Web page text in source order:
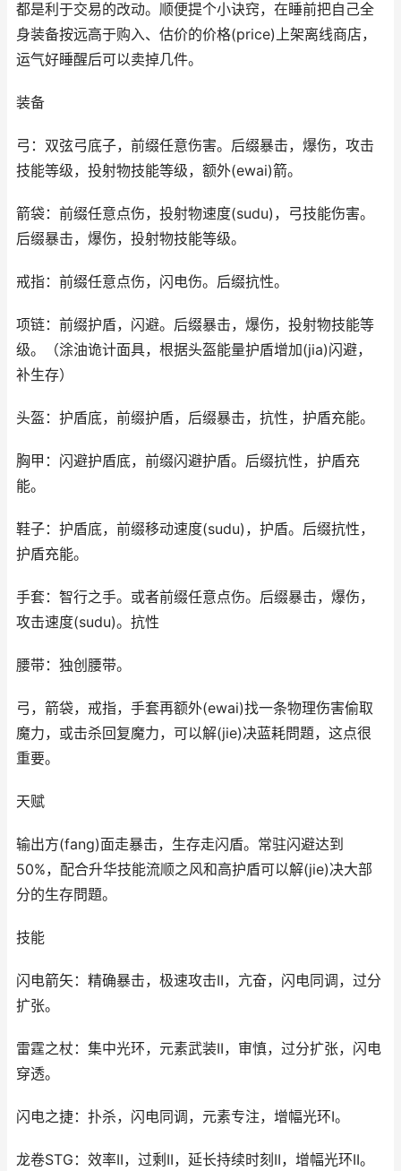
都是利于交易的改动。顺便提个小诀窍，在睡前把自己全
身装备按远高于购入、估价的价格(price)上架离线商店，
运气好睡醒后可以卖掉几件。
装备
弓：双弦弓底子，前缀任意伤害。后缀暴击，爆伤，攻击
技能等级，投射物技能等级，额外(ewai)箭。
箭袋：前缀任意点伤，投射物速度(sudu)，弓技能伤害。
后缀暴击，爆伤，投射物技能等级。
戒指：前缀任意点伤，闪电伤。后缀抗性。
项链：前缀护盾，闪避。后缀暴击，爆伤，投射物技能等
级。（涂油诡计面具，根据头盔能量护盾增加(jia)闪避，
补生存）
头盔：护盾底，前缀护盾，后缀暴击，抗性，护盾充能。
胸甲：闪避护盾底，前缀闪避护盾。后缀抗性，护盾充
能。
鞋子：护盾底，前缀移动速度(sudu)，护盾。后缀抗性，
护盾充能。
手套：智行之手。或者前缀任意点伤。后缀暴击，爆伤，
攻击速度(sudu)。抗性
腰带：独创腰带。
弓，箭袋，戒指，手套再额外(ewai)找一条物理伤害偷取
魔力，或击杀回复魔力，可以解(jie)决蓝耗問題，这点很
重要。
天赋
输出方(fang)面走暴击，生存走闪盾。常驻闪避达到
50%，配合升华技能流顺之风和高护盾可以解(jie)决大部
分的生存問題。
技能
闪电箭矢：精确暴击，极速攻击II，亢奋，闪电同调，过分
扩张。
雷霆之杖：集中光环，元素武装II，审慎，过分扩张，闪电
穿透。
闪电之捷：扑杀，闪电同调，元素专注，增幅光环I。
龙卷STG：效率II，过剩II，延长持续时刻II，增幅光环II。